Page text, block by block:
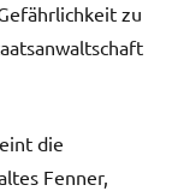
zu
die
Fenner,